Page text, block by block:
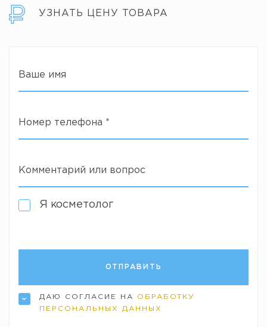
УЗНАТЬ ЦЕНУ ТОВАРА
Ваше имя
Номер телефона *
Комментарий или вопрос
Я косметолог
ДАЮ СОГЛАСИЕ НА ОБРАБОТКУ
ПЕРСОНАЛЬНЫХ ДАННЫХ